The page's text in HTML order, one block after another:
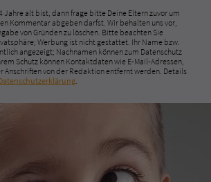
Jahre alt bist, dann frage bitte Deine Eltern zuvor um
Kommentar abgeben darfst. Wir behalten uns vor,
von Gründen zu löschen. Bitte beachten Sie
Werbung ist nicht gestattet. Ihr Name bzw.
angezeigt; Nachnamen können zum Datenschutz
Schutz können Kontaktdaten wie E-Mail-Adressen,
Anschriften von der Redaktion entfernt werden. Details